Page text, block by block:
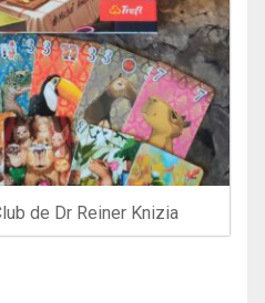
de Dr Reiner Knizia